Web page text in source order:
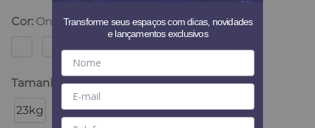
Cor: Onix
Tamanho: 23kg
23kg
Transforme seus espaços com dicas, novidades
e lançamentos exclusivos